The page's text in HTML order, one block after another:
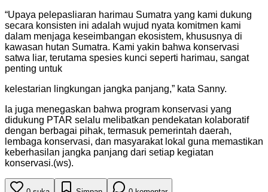
“Upaya pelepasliaran harimau Sumatra yang kami dukung
secara konsisten ini adalah wujud nyata komitmen kami
dalam menjaga keseimbangan ekosistem, khususnya di
kawasan hutan Sumatra. Kami yakin bahwa konservasi
satwa liar, terutama spesies kunci seperti harimau, sangat
penting untuk
kelestarian lingkungan jangka panjang,” kata Sanny.
Ia juga menegaskan bahwa program konservasi yang
didukung PTAR selalu melibatkan pendekatan kolaboratif
dengan berbagai pihak, termasuk pemerintah daerah,
lembaga konservasi, dan masyarakat lokal guna memastikan
keberhasilan jangka panjang dari setiap kegiatan
konservasi.(ws).